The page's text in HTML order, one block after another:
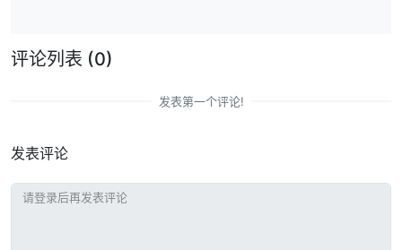
评论列表 (0)
发表第一个评论!
发表评论